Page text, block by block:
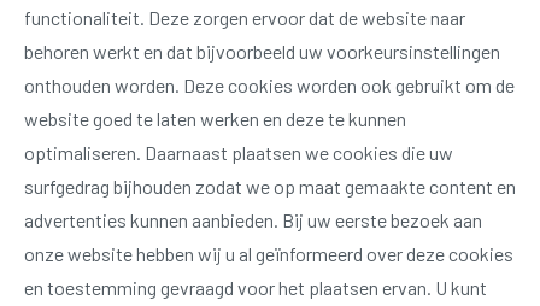
functionaliteit. Deze zorgen ervoor dat de website naar
behoren werkt en dat bijvoorbeeld uw voorkeursinstellingen
onthouden worden. Deze cookies worden ook gebruikt om de
website goed te laten werken en deze te kunnen
optimaliseren. Daarnaast plaatsen we cookies die uw
surfgedrag bijhouden zodat we op maat gemaakte content en
advertenties kunnen aanbieden. Bij uw eerste bezoek aan
onze website hebben wij u al geïnformeerd over deze cookies
en toestemming gevraagd voor het plaatsen ervan. U kunt